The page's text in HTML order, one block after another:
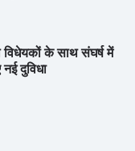
के साथ संघर्ष में
दुविधा